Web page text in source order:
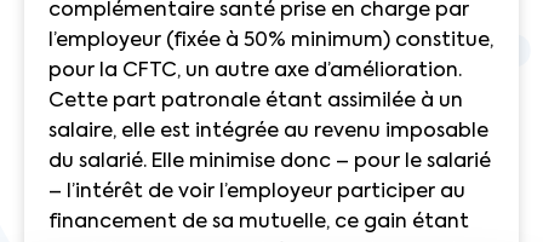
complémentaire santé prise en charge par
l’employeur (fixée à 50% minimum) constitue,
pour la CFTC, un autre axe d’amélioration.
Cette part patronale étant assimilée à un
salaire, elle est intégrée au revenu imposable
du salarié. Elle minimise donc – pour le salarié
– l’intérêt de voir l’employeur participer au
financement de sa mutuelle, ce gain étant